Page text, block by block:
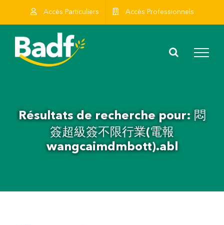
Accès Particuliers Accès Professionnels
Résultats de recherche pour: 悶
簽超級簽不限行業(電報
wangcaimdmbott).abl